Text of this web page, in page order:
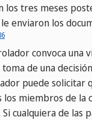
los tres meses
enviaron los
convoca una
toma de una
puede solicitar
los miembros de la
cualquiera de las